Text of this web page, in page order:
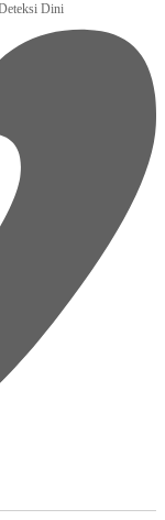
Dini